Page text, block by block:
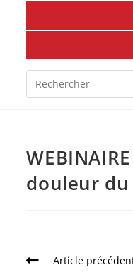
douleur du
Article